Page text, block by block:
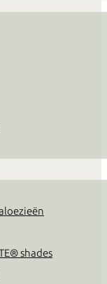
shades